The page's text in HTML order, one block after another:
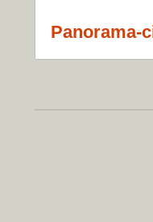
Panorama-